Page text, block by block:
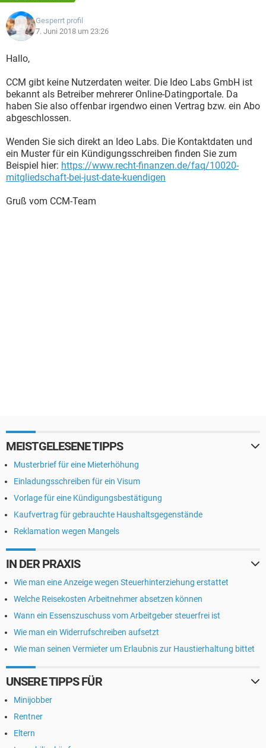
Gesperrt profil
7. Juni 2018 um 23:26
Hallo,
CCM gibt keine Nutzerdaten weiter. Die Ideo Labs GmbH ist
bekannt als Betreiber mehrerer Online-Datingportale. Da
haben Sie also offenbar irgendwo einen Vertrag bzw. ein Abo
abgeschlossen.
Wenden Sie sich direkt an Ideo Labs. Die Kontaktdaten und
ein Muster für ein Kündigungsschreiben finden Sie zum
Beispiel hier: https://www.recht-finanzen.de/faq/10020-
mitgliedschaft-bei-just-date-kuendigen
Gruß vom CCM-Team
MEISTGELESENE TIPPS
Musterbrief für eine Mieterhöhung
Einladungsschreiben für ein Visum
Vorlage für eine Kündigungsbestätigung
Kaufvertrag für gebrauchte Haushaltsgegenstände
Reklamation wegen Mangels
IN DER PRAXIS
Wie man eine Anzeige wegen Steuerhinterziehung erstattet
Welche Reisekosten Arbeitnehmer absetzen können
Wann ein Essenszuschuss vom Arbeitgeber steuerfrei ist
Wie man ein Widerrufschreiben aufsetzt
Wie man seinen Vermieter um Erlaubnis zur Haustierhaltung bittet
UNSERE TIPPS FÜR
Minijobber
Rentner
Eltern